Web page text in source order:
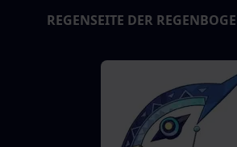
REGENSEITE DER